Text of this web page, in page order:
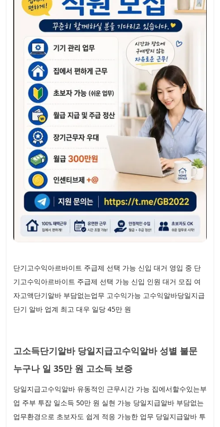
단기고수익아르바이트 주급제 선택 가능 신입 대거 영입 중 단
기고수익아르바이트 주급제 선택 가능 신입 인원 대거 모집 여
자고액단기알바 부담없는업무 고수익가능 고수익알바당일지급
단기 알바 업계 최고 대우 일당 45만 원
고소득단기알바 당일지급고수익알바 성별 불문
누구나 일 35만 원 고소득 보증
당일지급고수익알바 유동적인 근무시간 가능 집에서할수있는부
업 주부 투잡 일소득 50만 원 실현 가능 당일지급알바 부담없는
업무환경으로 초보자도 쉽게 적응 가능한 업무 당일지급알바 투